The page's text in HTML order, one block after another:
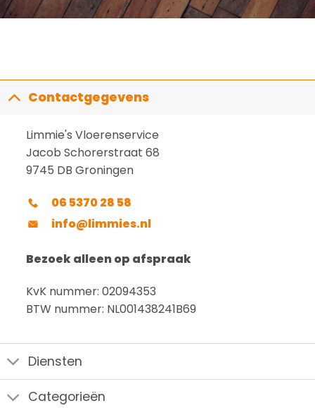
Contactgegevens
Limmie's Vloerenservice
Jacob Schorerstraat 68
9745 DB Groningen
06 5370 28 58
info@limmies.nl
Bezoek alleen op afspraak
KvK nummer: 02094353
BTW nummer: NL001438241B69
Diensten
Categorieën